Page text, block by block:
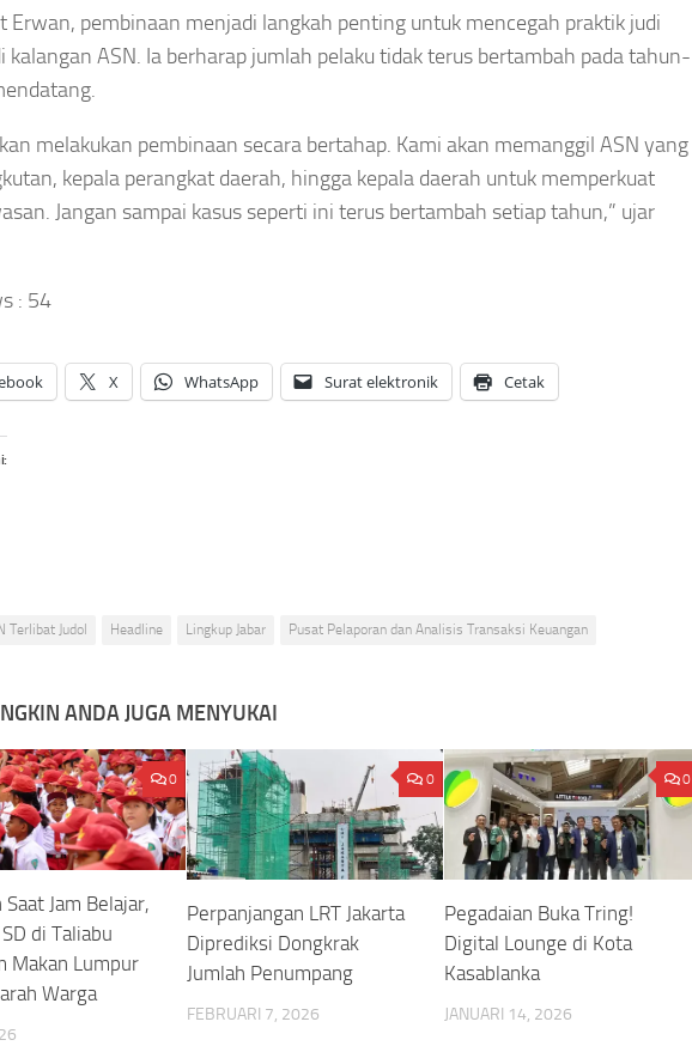
Erwan, pembinaan menjadi langkah penting untuk mencegah praktik judi
kalangan ASN. Ia berharap jumlah pelaku tidak terus bertambah pada tahun-
melakukan pembinaan secara bertahap. Kami akan memanggil ASN yang
kepala perangkat daerah, hingga kepala daerah untuk memperkuat
Jangan sampai kasus seperti ini terus bertambah setiap tahun,” ujar
: 54
X WhatsApp Surat elektronik Cetak
Terlibat Judol Headline Lingkup Jabar Pusat Pelaporan dan Analisis Transaksi Keuangan
ANDA JUGA MENYUKAI
0
Jam Belajar,
di Taliabu
Makan Lumpur
Warga
0
Perpanjangan LRT Jakarta
Diprediksi Dongkrak
Jumlah Penumpang
FEBRUARI 7, 2026
0
Pegadaian Buka Tring!
Digital Lounge di Kota
Kasablanka
JANUARI 14, 2026
Agustus
Sungai
Penuh
Tingkatkan
Pelayanan
Lewat
Penguatan
Zona
Integritas
Ngaji,Pemkab
Merangin
Tegaskan Tak
Sanjaya
Agustus